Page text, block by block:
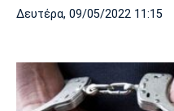
Δευτέρα, 09/05/2022 11:15